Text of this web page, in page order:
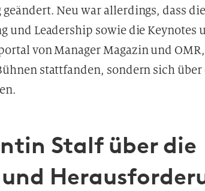
Neu war allerdings, dass
und Leadership sowie die Keynotes
von Manager Magazin und
stattfanden, sondern sich über
Stalf über die